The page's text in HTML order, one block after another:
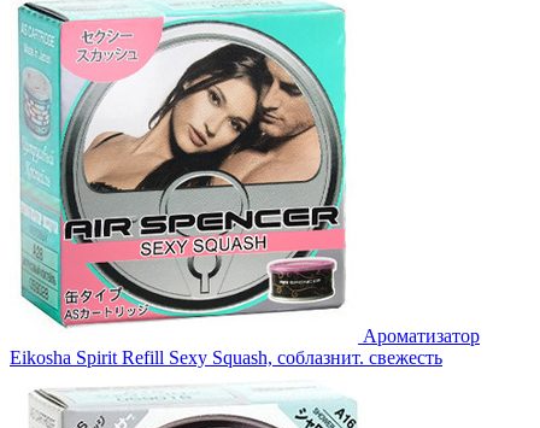
Ароматизатор
Eikosha Spirit Refill Sexy Squash, соблазнит. свежесть